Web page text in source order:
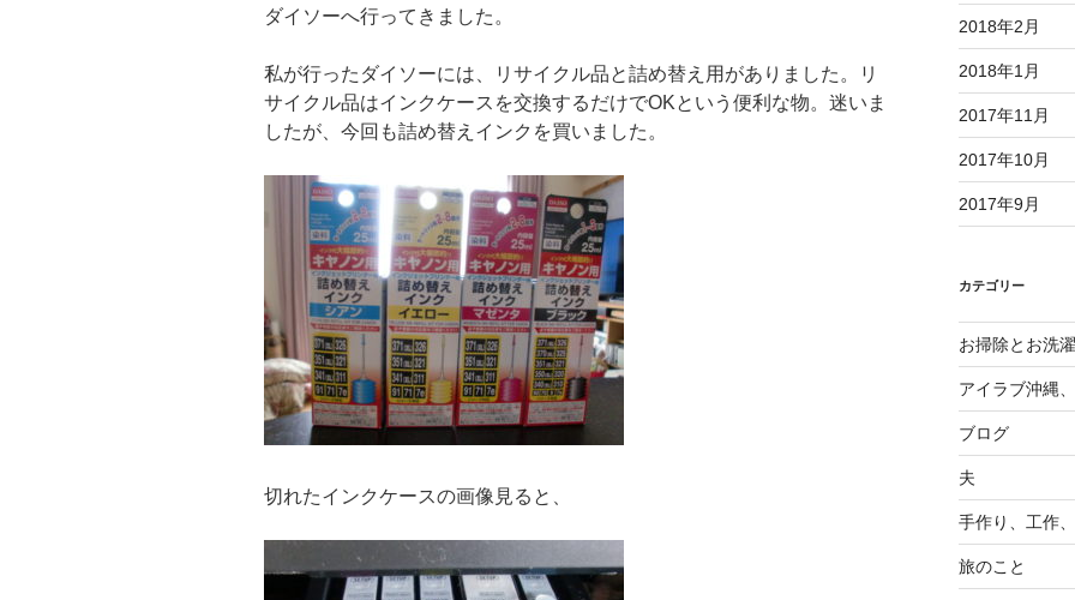
ダイソーへ行ってきました。
私が行ったダイソーには、リサイクル品と詰め替え用がありました。リ
サイクル品はインクケースを交換するだけでOKという便利な物。迷いま
したが、今回も詰め替えインクを買いました。
切れたインクケースの画像見ると、
2018年2月
2018年1月
2017年11月
2017年10月
2017年9月
カテゴリー
お掃除とお洗濯
アイラブ沖縄
ブログ
夫
手作り、工作
旅のこと